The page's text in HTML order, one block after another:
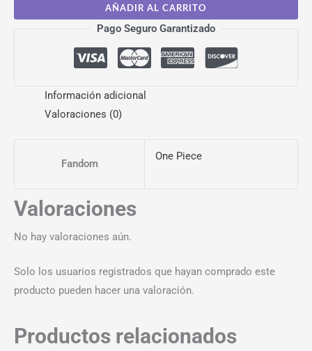
AÑADIR AL CARRITO
Pago Seguro Garantizado
Información adicional
Valoraciones (0)
Fandom
One Piece
Valoraciones
No hay valoraciones aún.
Solo los usuarios registrados que hayan comprado este
producto pueden hacer una valoración.
Productos relacionados